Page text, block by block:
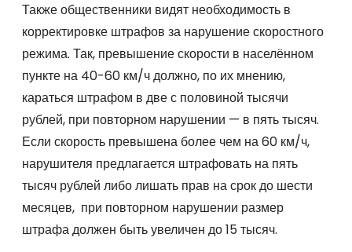
Также общественники видят необходимость в
корректировке штрафов за нарушение скоростного
режима. Так, превышение скорости в населённом
пункте на 40-60 км/ч должно, по их мнению,
караться штрафом в две с половиной тысячи
рублей, при повторном нарушении — в пять тысяч.
Если скорость превышена более чем на 60 км/ч,
нарушителя предлагается штрафовать на пять
тысяч рублей либо лишать прав на срок до шести
месяцев, при повторном нарушении размер
штрафа должен быть увеличен до 15 тысяч.